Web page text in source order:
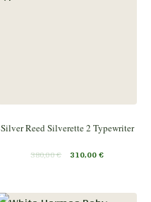
Silver Reed Silverette 2 Typewriter
380,00€ 310,00€